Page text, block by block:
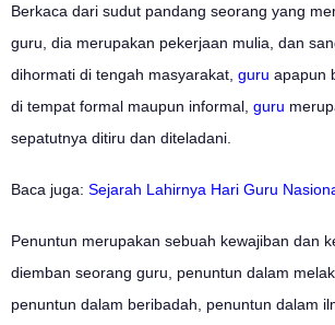
Berkaca dari sudut pandang seorang yang
guru, dia merupakan pekerjaan mulia, dan
dihormati di tengah masyarakat, guru apapun
di tempat formal maupun informal, guru
sepatutnya ditiru dan diteladani.
Baca juga: Sejarah Lahirnya Hari Guru
Penuntun merupakan sebuah kewajiban dan
diemban seorang guru, penuntun dalam
penuntun dalam beribadah, penuntun dalam